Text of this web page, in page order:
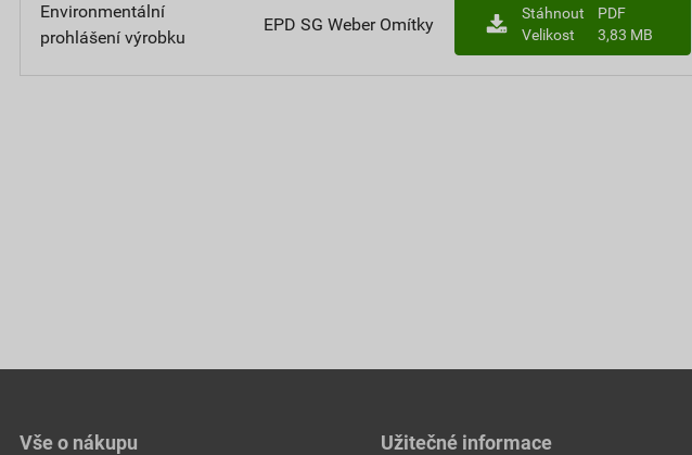
Environmentální
prohlášení výrobku
EPD SG Weber Omítky
Stáhnout
PDF
Velikost
3,83 MB
Vše o nákupu Užitečné informace